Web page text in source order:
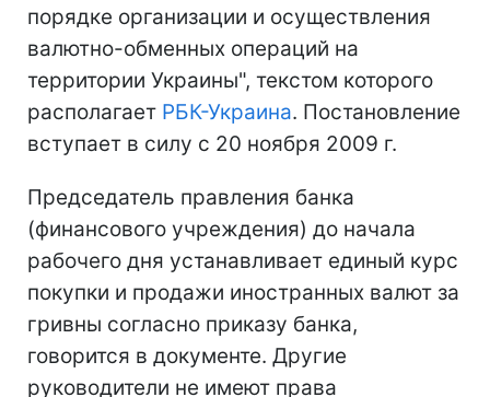
порядке организации и осуществления
валютно-обменных операций на
территории Украины", текстом которого
располагает РБК-Украина. Постановление
вступает в силу с 20 ноября 2009 г.
Председатель правления банка
(финансового учреждения) до начала
рабочего дня устанавливает единый курс
покупки и продажи иностранных валют за
гривны согласно приказу банка,
говорится в документе. Другие
руководители не имеют права